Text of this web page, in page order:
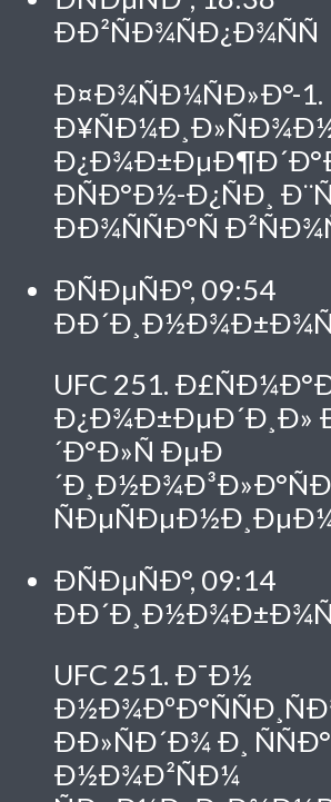
ÐÐ²ÑÐ¾ÑÐ¿Ð¾ÑÑ
Ð¤Ð¾ÑÐ¼ÑÐ»Ð°-1.
ÐÑÐ°Ð½-Ð¿ÑÐ¸
ÐÐ¾ÑÑÐ°Ñ
ÐÑÐµÑÐ°, 09:54
UFC 251.
Ð¿Ð¾Ð±ÐµÐ´Ð¸Ð»
´Ð°Ð»Ñ ÐµÐ
ÐÑÐµÑÐ°, 09:14
UFC 251. Ð¯Ð½
ÐÐ»ÑÐ´Ð¾ Ð¸
Ð½Ð¾Ð²ÑÐ¼